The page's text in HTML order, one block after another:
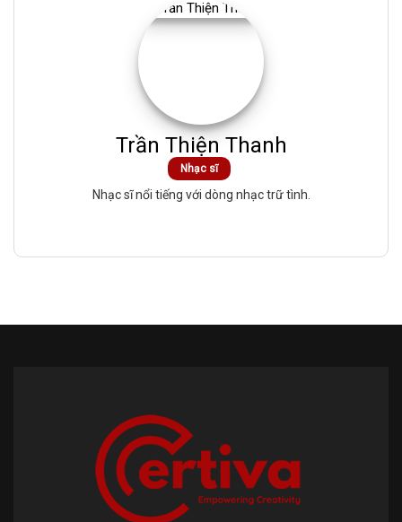
Trần Thiện Thanh
Nhạc sĩ
Nhạc sĩ nổi tiếng với dòng nhạc trữ tình.